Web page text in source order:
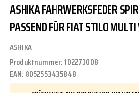
ASHIKA FAHRWERKSFEDER
PASSEND FÜR FIAT STILO
ASHIKA
Produktnummer:102270008
EAN: 8052553435848